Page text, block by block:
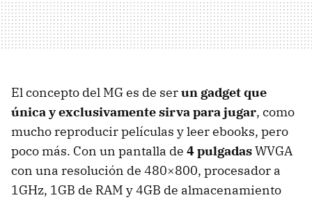
El concepto del MG es de serun gadget que
única y exclusivamente sirva para jugar, como
mucho reproducir películas y leer ebooks, pero
poco más. Con un pantalla de 4 pulgadasWVGA
con una resolución de 480×800, procesador a
1GHz, 1GB de RAM y 4GB de almacenamiento